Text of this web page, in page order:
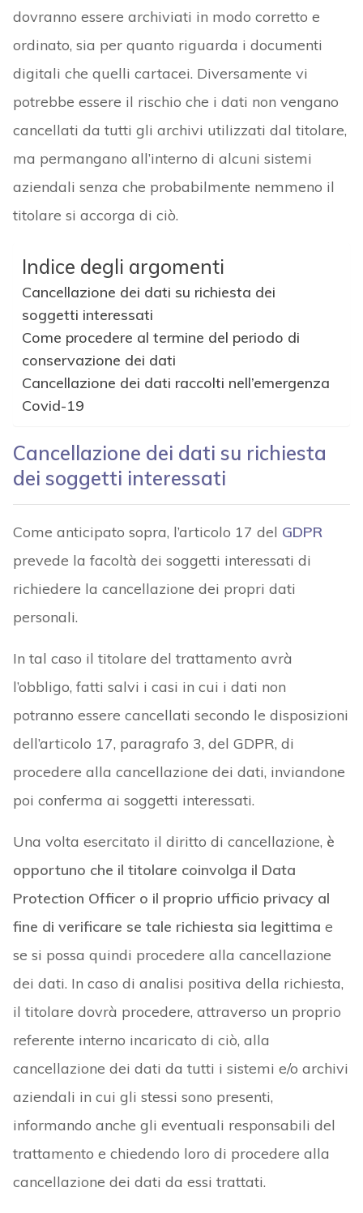
dovranno essere archiviati in modo corretto e
ordinato, sia per quanto riguarda i documenti
digitali che quelli cartacei. Diversamente vi
potrebbe essere il rischio che i dati non vengano
cancellati da tutti gli archivi utilizzati dal titolare,
ma permangano all’interno di alcuni sistemi
aziendali senza che probabilmente nemmeno il
titolare si accorga di ciò.
Indice degli argomenti
Cancellazione dei dati su richiesta dei
soggetti interessati
Come procedere al termine del periodo di
conservazione dei dati
Cancellazione dei dati raccolti nell’emergenza
Covid-19
Cancellazione dei dati su richiesta
dei soggetti interessati
Come anticipato sopra, l’articolo 17 del GDPR
prevede la facoltà dei soggetti interessati di
richiedere la cancellazione dei propri dati
personali.
In tal caso il titolare del trattamento avrà
l’obbligo, fatti salvi i casi in cui i dati non
potranno essere cancellati secondo le disposizioni
dell’articolo 17, paragrafo 3, del GDPR, di
procedere alla cancellazione dei dati, inviandone
poi conferma ai soggetti interessati.
Una volta esercitato il diritto di cancellazione, è
opportuno che il titolare coinvolga il Data
Protection Officer o il proprio ufficio privacy al
fine di verificare se tale richiesta sia legittima e
se si possa quindi procedere alla cancellazione
dei dati. In caso di analisi positiva della richiesta,
il titolare dovrà procedere, attraverso un proprio
referente interno incaricato di ciò, alla
cancellazione dei dati da tutti i sistemi e/o archivi
aziendali in cui gli stessi sono presenti,
informando anche gli eventuali responsabili del
trattamento e chiedendo loro di procedere alla
cancellazione dei dati da essi trattati.